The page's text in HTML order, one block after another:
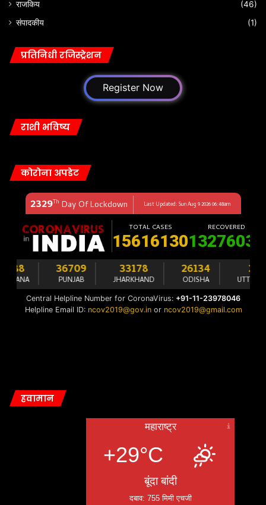
राजकिय
(46)
संपादकीय
(1)
प्रतिनिधी रजिस्ट्रेशन
Register Now
राशी भविष्य
कोरोना अपडेट
हवामान
महाराष्ट्र
+29°C
बूंदा बांदी
दबाव: 755 मिमी एचजी